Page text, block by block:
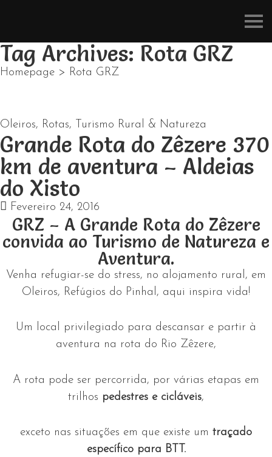
Pinhal
Tag Archives: Rota GRZ
Homepage > Rota GRZ
Oleiros, Rotas, Turismo Rural & Natureza
Grande Rota do Zêzere 370
km de aventura – Aldeias
do Xisto
Fevereiro 24, 2016
GRZ – A Grande Rota do Zêzere
convida ao Turismo de Natureza e
Aventura.
Venha refugiar-se do stress, no alojamento rural, em
Oleiros, Refúgios do Pinhal, aqui inspira vida!
Um local privilegiado para descansar e partir à
aventura na rota do Rio Zêzere,
A rota pode ser percorrida, por várias etapas em
trilhos pedestres e cicláveis,
exceto nas situações em que existe um traçado
específico para BTT.